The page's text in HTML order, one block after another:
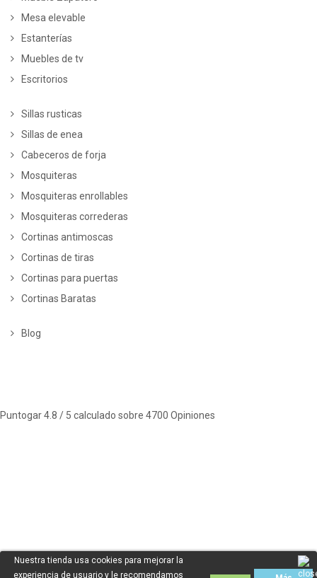
Nuestra tienda usa cookies para mejorar la
experiencia de usuario y le recomendamos
Mesa elevable
Estanterías
Muebles de tv
Escritorios
Sillas rusticas
Sillas de enea
Cabeceros de forja
Mosquiteras
Mosquiteras enrollables
Mosquiteras correderas
Cortinas antimoscas
Cortinas de tiras
Cortinas para puertas
Cortinas Baratas
Blog
Puntogar4.8 / 5 calculado sobre 4700 Opiniones